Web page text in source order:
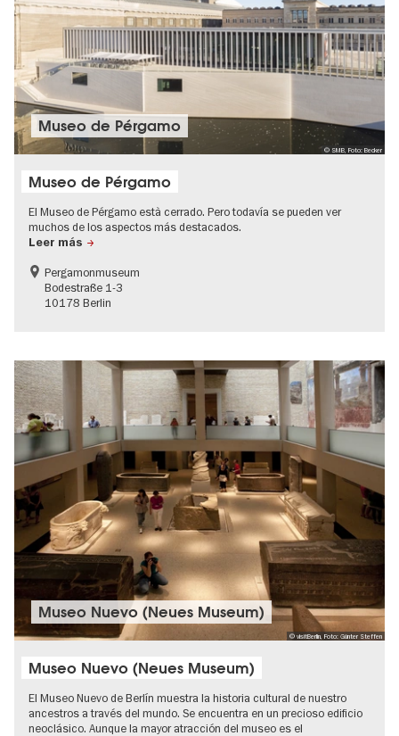
© SMB, Foto: Becker
Museo de Pérgamo
Museo de Pérgamo
El Museo de Pérgamo està cerrado. Pero todavía se pueden ver
muchos de los aspectos más destacados.
Leer más
Pergamonmuseum
Bodestraße 1-3
10178 Berlin
© visitBerlin, Foto: Günter Steffen
Museo Nuevo (Neues Museum)
Museo Nuevo (Neues Museum)
El Museo Nuevo de Berlín muestra la historia cultural de nuestro
ancestros a través del mundo. Se encuentra en un precioso edificio
neoclásico. Aunque la mayor atracción del museo es el